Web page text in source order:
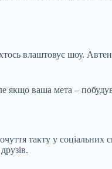
влаштовує шоу.
ваша мета –
такту у